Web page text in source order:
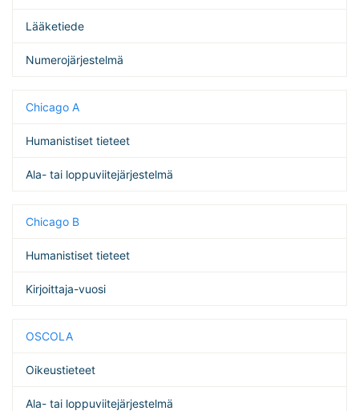
Lääketiede
Numerojärjestelmä
Chicago A
Humanistiset tieteet
Ala- tai loppuviitejärjestelmä
Chicago B
Humanistiset tieteet
Kirjoittaja-vuosi
OSCOLA
Oikeustieteet
Ala- tai loppuviitejärjestelmä